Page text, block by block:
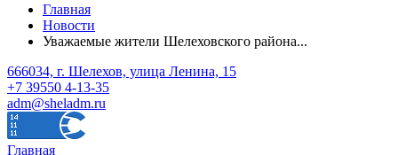
Главная
Новости
Уважаемые жители Шелеховского района...
666034, г. Шелехов, улица Ленина, 15
+7 39550 4-13-35
adm@sheladm.ru
Главная